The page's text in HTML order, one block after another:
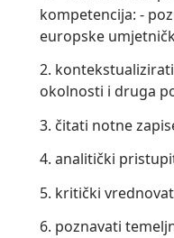
kompetencija: -
europske
2.
okolnosti i druga
3. čitati notne
4. analitički
5. kritički
6. poznavati